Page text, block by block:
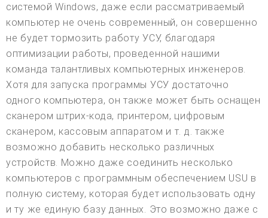
системой Windows, даже если рассматриваемый
компьютер не очень современный, он совершенно
не будет тормозить работу УСУ, благодаря
оптимизации работы, проведенной нашими
команда талантливых компьютерных инженеров.
Хотя для запуска программы УСУ достаточно
одного компьютера, он также может быть оснащен
сканером штрих-кода, принтером, цифровым
сканером, кассовым аппаратом и т. д. также
возможно добавить несколько различных
устройств. Можно даже соединить несколько
компьютеров с программным обеспечением USU в
полную систему, которая будет использовать одну
и ту же единую базу данных. Это возможно даже с